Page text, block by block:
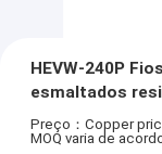
HEVW-240P
esmaltados
Preço：Copper
MOQ varia de